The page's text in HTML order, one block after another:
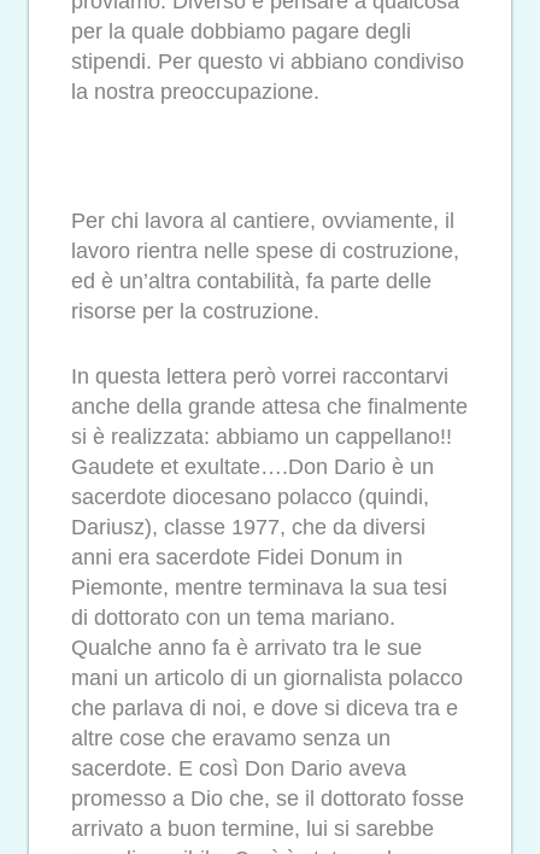
per la quale dobbiamo pagare degli
stipendi. Per questo vi abbiano condiviso
la nostra preoccupazione.
Per chi lavora al cantiere, ovviamente, il
lavoro rientra nelle spese di costruzione,
ed è un’altra contabilità, fa parte delle
risorse per la costruzione.
In questa lettera però vorrei raccontarvi
anche della grande attesa che finalmente
si è realizzata: abbiamo un cappellano!!
Gaudete et exultate….Don Dario è un
sacerdote diocesano polacco (quindi,
Dariusz), classe 1977, che da diversi
anni era sacerdote Fidei Donum in
Piemonte, mentre terminava la sua tesi
di dottorato con un tema mariano.
Qualche anno fa è arrivato tra le sue
mani un articolo di un giornalista polacco
che parlava di noi, e dove si diceva tra e
altre cose che eravamo senza un
sacerdote. E così Don Dario aveva
promesso a Dio che, se il dottorato fosse
arrivato a buon termine, lui si sarebbe